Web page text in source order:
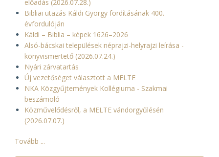
előadás (2026.07.28.)
Bibliai utazás Káldi György fordításának 400.
évfordulóján
Káldi – Biblia – képek 1626–2026
Alsó-bácskai települések néprajzi-helyrajzi leírása -
könyvismertető (2026.07.24.)
Nyári zárvatartás
Új vezetőséget választott a MELTE
NKA Közgyűjtemények Kollégiuma - Szakmai
beszámoló
Közművelődésről, a MELTE vándorgyűlésén
(2026.07.07.)
Tovább ...